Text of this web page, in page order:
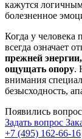
кажутся
болезненное
Когда у человека
всегда означает
прежней
ощущать опору.
внимания
безысходность,
Появились
Задать вопрос
+7 (495) 162-66-16